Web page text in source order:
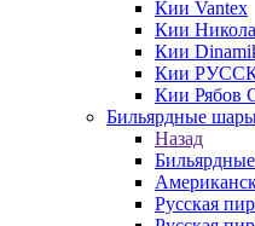
Кии Vantex
Кии
Кии
Кии
Кии Рябов
Бильярдные
Назад
Русская